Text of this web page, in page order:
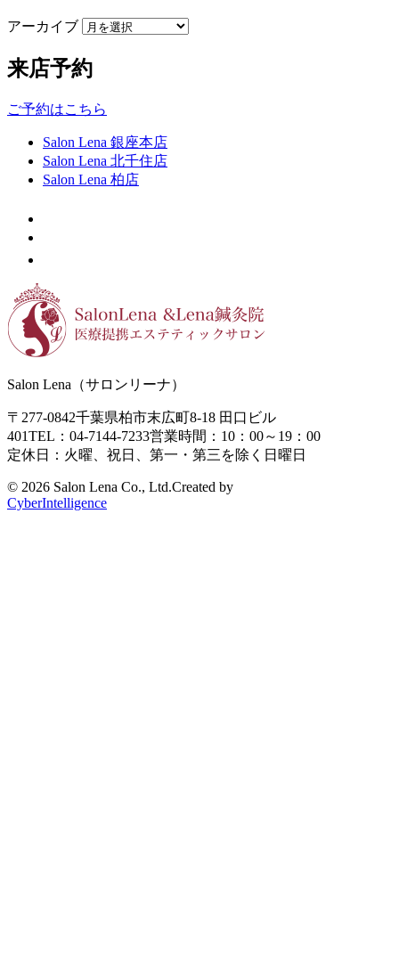
アーカイブ
来店予約
ご予約はこちら
Salon Lena 銀座本店
Salon Lena 北千住店
Salon Lena 柏店
Salon Lena（サロンリーナ）
〒277-0842千葉県柏市末広町8-18 田口ビル
401TEL：04-7144-7233営業時間：10：00～19：00
定休日：火曜、祝日、第一・第三を除く日曜日
© 2026 Salon Lena Co., Ltd.Created by
CyberIntelligence